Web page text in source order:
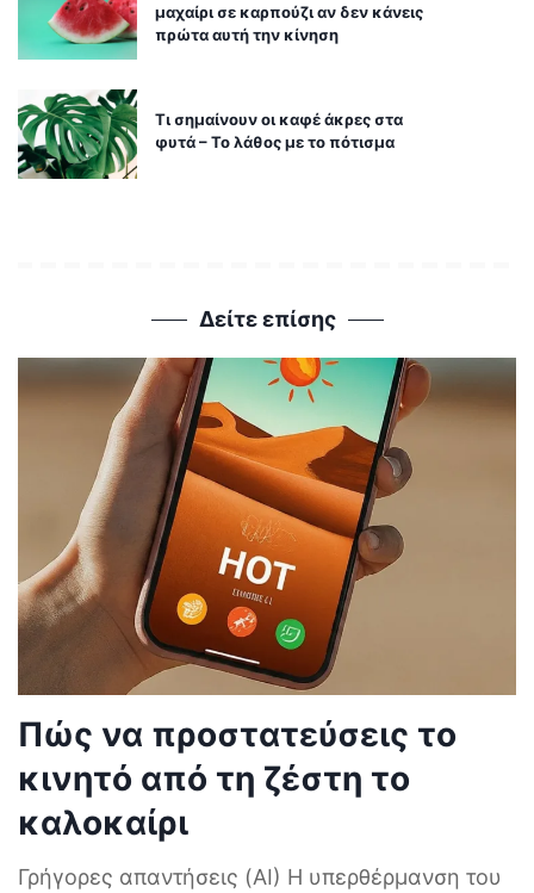
μαχαίρι σε καρπούζι αν δεν κάνεις
πρώτα αυτή την κίνηση
Τι σημαίνουν οι καφέ άκρες στα
φυτά – Το λάθος με το πότισμα
Δείτε επίσης
Πώς να προστατεύσεις το
κινητό από τη ζέστη το
καλοκαίρι
Γρήγορες απαντήσεις (AI) Η υπερθέρμανση του